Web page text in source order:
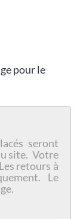
pour le
seront
site. Votre
retours à
Le